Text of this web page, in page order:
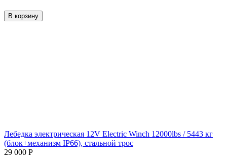
В корзину
Лебедка электрическая 12V Electric Winch 12000lbs / 5443 кг
(блок+механизм IP66), стальной трос
29 000 Р